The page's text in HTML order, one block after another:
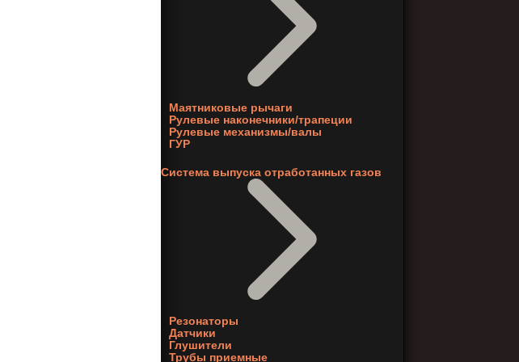
Маятниковые рычаги
Рулевые наконечники/трапеции
Рулевые механизмы/валы
ГУР
Система выпуска отработанных газов
Резонаторы
Датчики
Глушители
Трубы приемные